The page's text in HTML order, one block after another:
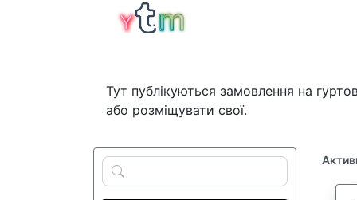
Тут публікуються замовлення на
або розміщувати свої.